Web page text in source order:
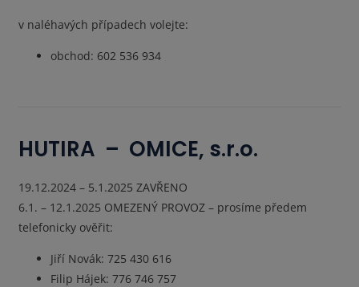
v naléhavých případech volejte:
obchod: 602 536 934
HUTIRA – OMICE, s.r.o.
19.12.2024 – 5.1.2025 ZAVŘENO
6.1. – 12.1.2025 OMEZENÝ PROVOZ – prosíme předem
telefonicky ověřit:
Jiří Novák: 725 430 616
Filip Hájek: 776 746 757